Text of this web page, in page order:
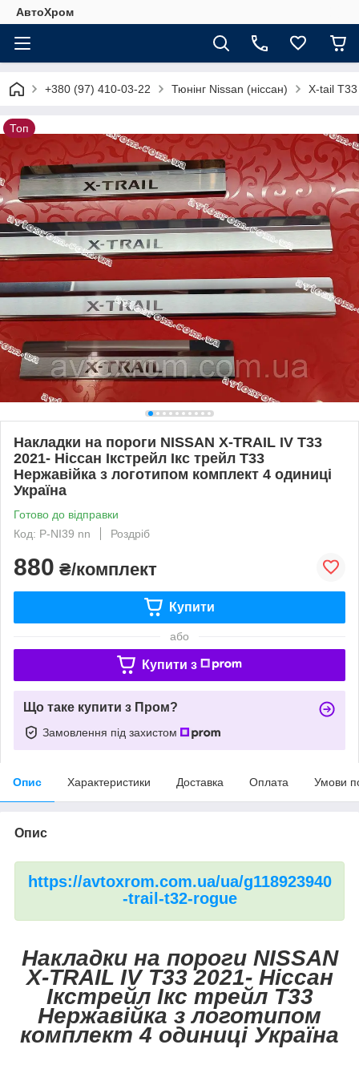
АвтоХром
+380 (97) 410-03-22 Тюнінг Nissan (ніссан) X-tail T33
Топ
Накладки на пороги NISSAN X-TRAIL IV T33
2021- Ніссан Ікстрейл Ікс трейл Т33
Нержавійка з логотипом комплект 4 одиниці
Україна
Готово до відправки
Код: P-NI39 nn
Роздріб
880 ₴/комплект
Купити
або
Купити з
Що таке купити з Пром?
Замовлення під захистом
Опис Характеристики Доставка Оплата Умови
Опис
https://avtoxrom.com.ua/ua/g118923940
-trail-t32-rogue
Накладки на пороги NISSAN
X-TRAIL IV T33 2021- Ніссан
Ікстрейл Ікс трейл Т33
Нержавійка з логотипом
комплект 4 одиниці Україна